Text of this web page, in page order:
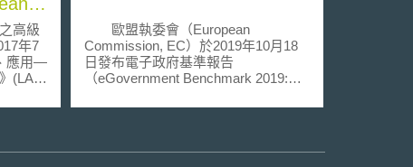
高級
年7
應用—
(LAB-
及成
歐盟執委會（European
Commission, EC）於2019年10月18
日發布電子政府基準報告
（eGovernment Benchmark 2019:
important for people）。電子政府基